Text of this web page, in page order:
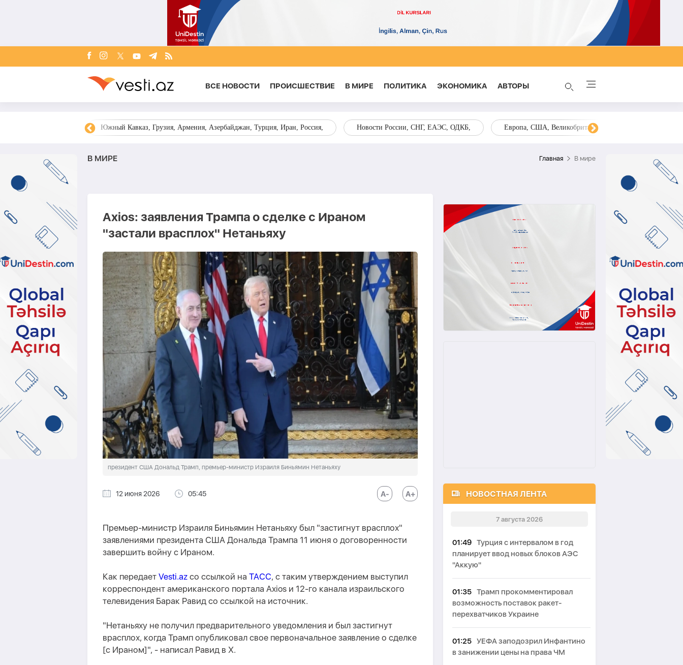
ВСЕ НОВОСТИ ПРОИСШЕСТВИЕ В МИРЕ ПОЛИТИКА ЭКОНОМИКА AВТОРЫ
Южный Кавказ, Грузия, Армения, Азербайджан, Турция, Иран, Россия, Новости России, СНГ, ЕАЭС, ОДКБ, Европа, США, Великобритания, Украина, Запад,
В МИРЕ Главная В мире
Axios: заявления Трампа о сделке с Ираном
"застали врасплох" Нетаньяху
президент США Дональд Трамп, премьер-министр Израиля Биньямин Нетаньяху
12 июня 2026 05:45
Премьер-министр Израиля Биньямин Нетаньяху был "застигнут врасплох"
заявлениями президента США Дональда Трампа 11 июня о договоренности
завершить войну с Ираном.
Как передает Vesti.az со ссылкой на ТАСС, с таким утверждением выступил
корреспондент американского портала Axios и 12-го канала израильского
телевидения Барак Равид со ссылкой на источник.
"Нетаньяху не получил предварительного уведомления и был застигнут
врасплох, когда Трамп опубликовал свое первоначальное заявление о сделке
[с Ираном]", - написал Равид в Х.
НОВОСТНАЯ ЛЕНТА
7 августа 2026
01:49 Турция с интервалом в год
планирует ввод новых блоков АЭС
"Аккую"
01:35 Трамп прокомментировал
возможность поставок ракет-
перехватчиков Украине
01:25 УЕФА заподозрил Инфантино
в занижении цены на права ЧМ